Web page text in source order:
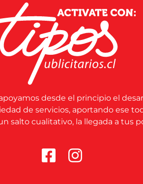
desde el principio el
de servicios, aportando ese
salto cualitativo, la llegada a tus